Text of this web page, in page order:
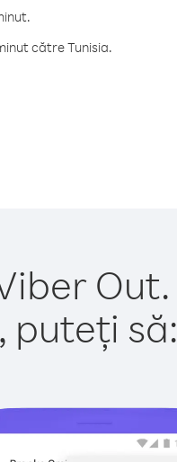
către Tunisia.
Out.
puteți să: